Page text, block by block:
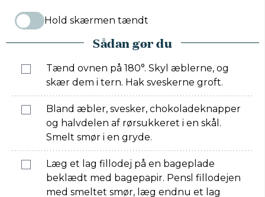
Hold skærmen tændt
Sådan gør du
Tænd ovnen på 180°. Skyl æblerne, og
skær dem i tern. Hak sveskerne groft.
Bland æbler, svesker, chokoladeknapper
og halvdelen af rørsukkeret i en skål.
Smelt smør i en gryde.
Læg et lag fillodej på en bageplade
beklædt med bagepapir. Pensl fillodejen
med smeltet smør, læg endnu et lag